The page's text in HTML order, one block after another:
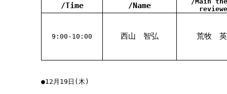
/Time
/Name
9:00-10:00 西山 智弘 荒牧 英
●12月19日(木)